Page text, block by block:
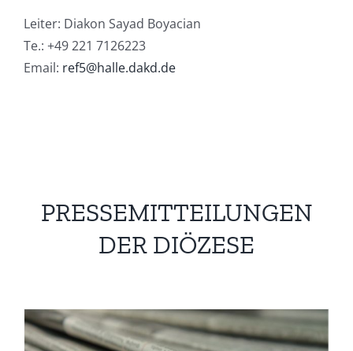
Leiter: Diakon Sayad Boyacian
Te.: +49 221 7126223
Email: ref5@halle.dakd.de
PRESSEMITTEILUNGEN
DER DIÖZESE